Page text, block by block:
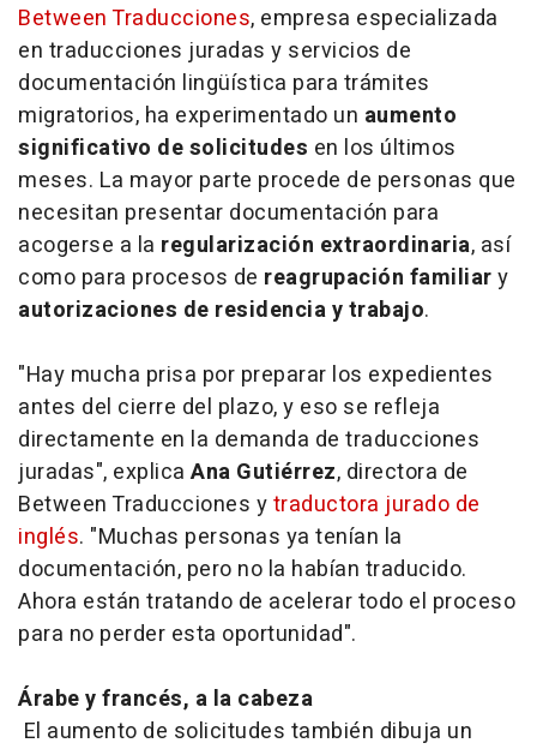
Between Traducciones, empresa especializada
en traducciones juradas y servicios de
documentación lingüística para trámites
migratorios, ha experimentado un aumento
significativo de solicitudes en los últimos
meses. La mayor parte procede de personas que
necesitan presentar documentación para
acogerse a la regularización extraordinaria, así
como para procesos de reagrupación familiary
autorizaciones de residencia y trabajo.
"Hay mucha prisa por preparar los expedientes
antes del cierre del plazo, y eso se refleja
directamente en la demanda de traducciones
juradas", explica Ana Gutiérrez, directora de
Between Traducciones ytraductora jurado de
inglés. "Muchas personas ya tenían la
documentación, pero no la habían traducido.
Ahora están tratando de acelerar todo el proceso
para no perder esta oportunidad".
Árabe y francés, a la cabeza
El aumento de solicitudes también dibuja un